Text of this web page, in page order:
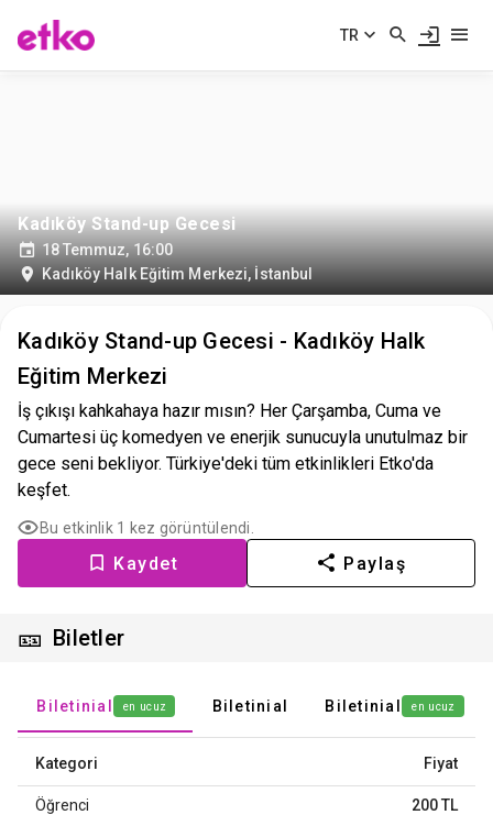
TR
Kadıköy Stand-up Gecesi
18 Temmuz, 16:00
Kadıköy Halk Eğitim Merkezi, İstanbul
Kadıköy Stand-up Gecesi - Kadıköy Halk
Eğitim Merkezi
İş çıkışı kahkahaya hazır mısın? Her Çarşamba, Cuma ve
Cumartesi üç komedyen ve enerjik sunucuyla unutulmaz bir
gece seni bekliyor. Türkiye'deki tüm etkinlikleri Etko'da
keşfet.
Bu etkinlik 1 kez görüntülendi.
Kaydet Paylaş
🎫 Biletler
Biletinial en ucuz Biletinial Biletinial en ucuz
Kategori Fiyat
Öğrenci 200 TL